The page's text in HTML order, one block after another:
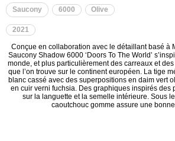
Saucony 6000 Olive
2021
Conçue en collaboration avec le détaillant basé à
Saucony Shadow 6000 ‘Doors To The World’
monde, et plus particulièrement des carreaux et
que l’on trouve sur le continent européen. La tige
blanc cassé avec des superpositions en daim vert
en cuir verni fuchsia. Des graphiques inspirés des
sur la languette et la semelle intérieure. Sous
caoutchouc gomme assure une